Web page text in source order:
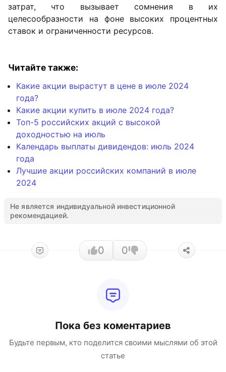
затрат, что вызывает сомнения в их
целесообразности на фоне высоких процентных
ставок и ограниченности ресурсов.
Читайте также:
Какие акции вырастут в цене в июле 2024
года?
Какие акции купить в июле 2024 года?
Топ-5 российских акций с высокой
доходностью на июль
Календарь выплаты дивидендов: июль 2024
года
Лучшие акции российских компаний в июле
2024
Не является индивидуальной инвестиционной
рекомендацией.
0 0
Пока без коментариев
Будьте первым, кто поделится своими мыслями об этой
статье